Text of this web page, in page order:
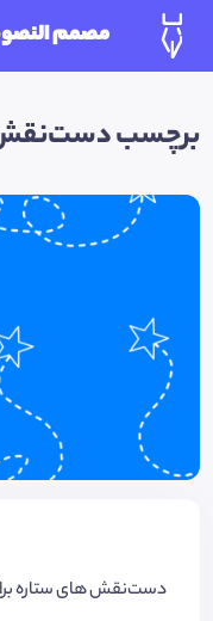
مصمم
برچسب دست‌نقش
دست‌نقش های ستاره